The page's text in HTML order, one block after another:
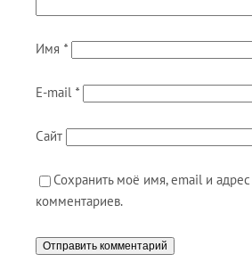
Имя *
E-mail *
Сайт
Сохранить моё имя, email и
комментариев.